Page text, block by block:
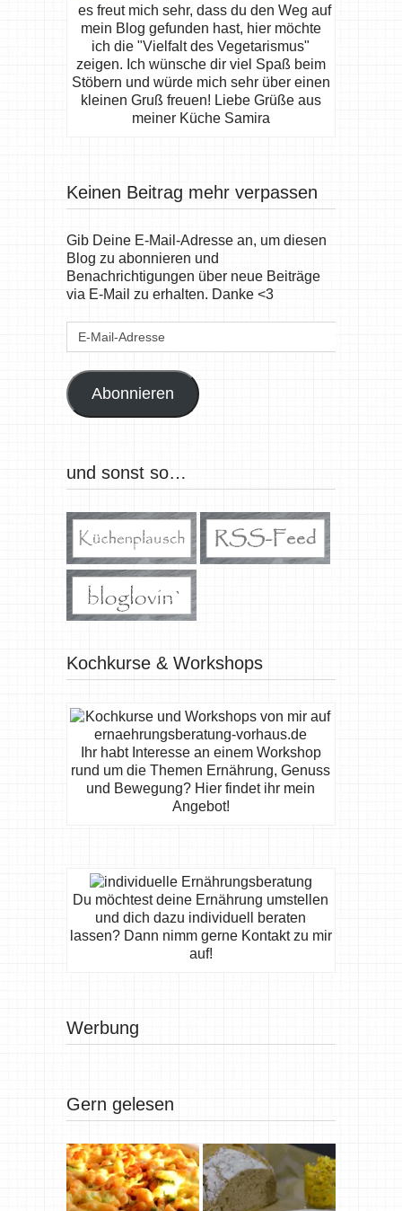
es freut mich sehr, dass du den Weg auf
mein Blog gefunden hast, hier möchte
ich die "Vielfalt des Vegetarismus"
zeigen. Ich wünsche dir viel Spaß beim
Stöbern und würde mich sehr über einen
kleinen Gruß freuen! Liebe Grüße aus
meiner Küche Samira
Keinen Beitrag mehr verpassen
Gib Deine E-Mail-Adresse an, um diesen
Blog zu abonnieren und
Benachrichtigungen über neue Beiträge
via E-Mail zu erhalten. Danke <3
E-
Abonnieren
und sonst so…
Kochkurse & Workshops
Ihr habt Interesse an einem Workshop
rund um die Themen Ernährung, Genuss
und Bewegung? Hier findet ihr mein
Angebot!
Du möchtest deine Ernährung umstellen
und dich dazu individuell beraten
lassen? Dann nimm gerne Kontakt zu mir
auf!
Werbung
Gern gelesen